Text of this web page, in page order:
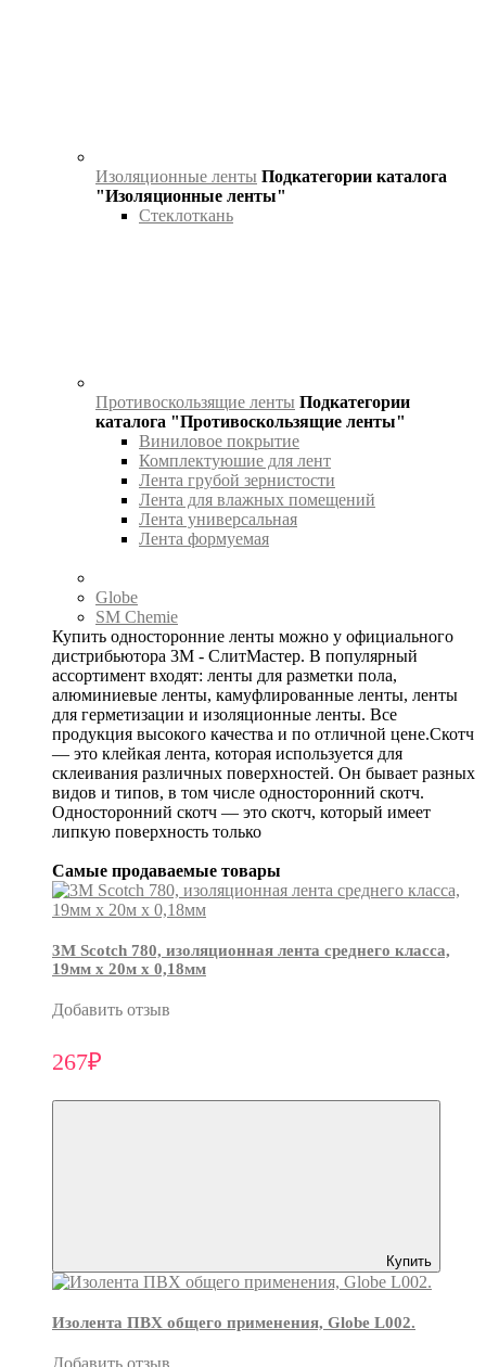
Изоляционные ленты Подкатегории каталога
"Изоляционные ленты"
Стеклоткань
Противоскользящие ленты Подкатегории
каталога "Противоскользящие ленты"
Виниловое покрытие
Комплектуюшие для лент
Лента грубой зернистости
Лента для влажных помещений
Лента универсальная
Лента формуемая
Globe
SM Chemie
Купить односторонние ленты можно у официального
дистрибьютора 3М - СлитМастер. В популярный
ассортимент входят: ленты для разметки пола,
алюминиевые ленты, камуфлированные ленты, ленты
для герметизации и изоляционные ленты. Все
продукция высокого качества и по отличной цене.Скотч
— это клейкая лента, которая используется для
склеивания различных поверхностей. Он бывает разных
видов и типов, в том числе односторонний скотч.
Односторонний скотч — это скотч, который имеет
липкую поверхность только
Самые продаваемые товары
3М Scotch 780, изоляционная лента среднего класса,
19мм х 20м х 0,18мм
Добавить отзыв
267₽
Купить
Изолента ПВХ общего применения, Globe L002.
Добавить отзыв